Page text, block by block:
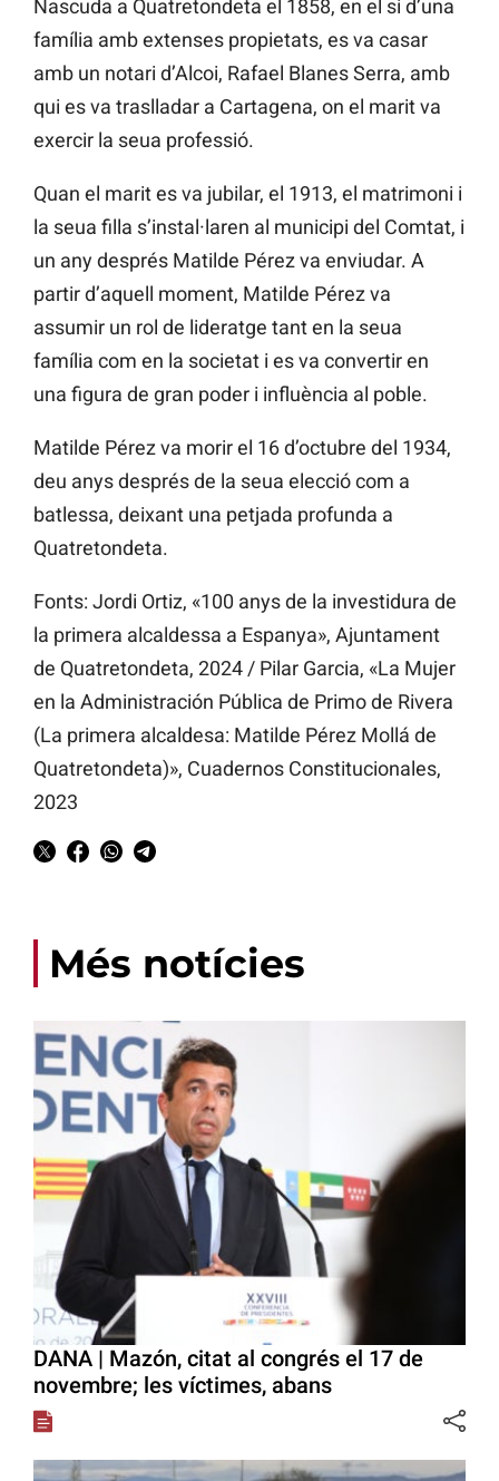
Nascuda a Quatretondeta el 1858, en el si d’una
família amb extenses propietats, es va casar
amb un notari d’Alcoi, Rafael Blanes Serra, amb
qui es va traslladar a Cartagena, on el marit va
exercir la seua professió.
Quan el marit es va jubilar, el 1913, el matrimoni i
la seua filla s’instal·laren al municipi del Comtat, i
un any després Matilde Pérez va enviudar. A
partir d’aquell moment, Matilde Pérez va
assumir un rol de lideratge tant en la seua
família com en la societat i es va convertir en
una figura de gran poder i influència al poble.
Matilde Pérez va morir el 16 d’octubre del 1934,
deu anys després de la seua elecció com a
batlessa, deixant una petjada profunda a
Quatretondeta.
Fonts: Jordi Ortiz, «100 anys de la investidura de
la primera alcaldessa a Espanya», Ajuntament
de Quatretondeta, 2024 / Pilar Garcia, «La Mujer
en la Administración Pública de Primo de Rivera
(La primera alcaldesa: Matilde Pérez Mollá de
Quatretondeta)», Cuadernos Constitucionales,
2023
Més notícies
DANA | Mazón, citat al congrés el 17 de
novembre; les víctimes, abans